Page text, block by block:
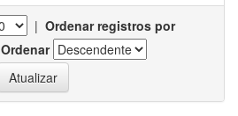
| Ordenar registros por
Ordenar